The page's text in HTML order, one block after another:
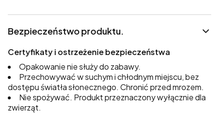
Bezpieczeństwo produktu.
Certyfikaty i ostrzeżenie bezpieczeństwa
Opakowanie nie służy do zabawy.
Przechowywać w suchym i chłodnym miejscu, bez
dostępu światła słonecznego. Chronić przed mrozem.
Nie spożywać. Produkt przeznaczony wyłącznie dla
zwierząt.